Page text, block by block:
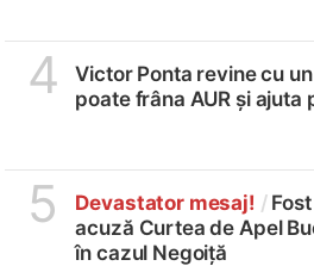
4
Victor Ponta revine cu
poate frâna AUR și
5 Devastator mesaj! /
acuză Curtea de Apel
în cazul Negoiță